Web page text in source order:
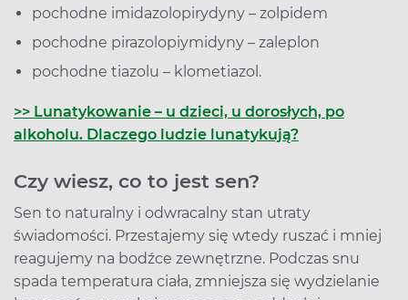
pochodne imidazolopirydyny – zolpidem
pochodne pirazolopiymidyny – zaleplon
pochodne tiazolu – klometiazol.
>> Lunatykowanie – u dzieci, u dorosłych, po
alkoholu. Dlaczego ludzie lunatykują?
Czy wiesz, co to jest sen?
Sen to naturalny i odwracalny stan utraty
świadomości. Przestajemy się wtedy ruszać i mniej
reagujemy na bodźce zewnętrzne. Podczas snu
spada temperatura ciała, zmniejsza się wydzielanie